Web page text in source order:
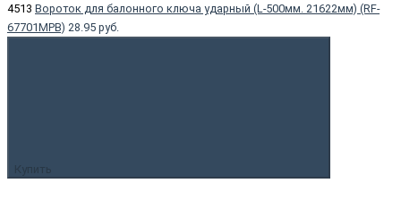
4513 Вороток для балонного ключа ударный (L-500мм. 21622мм) (RF-
67701MPB) 28.95 руб.
Купить